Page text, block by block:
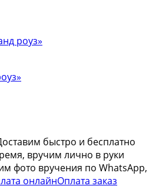
быстро и бесплатно
вручим лично в руки
фото вручения по WhatsApp,
онлайнОплата заказ